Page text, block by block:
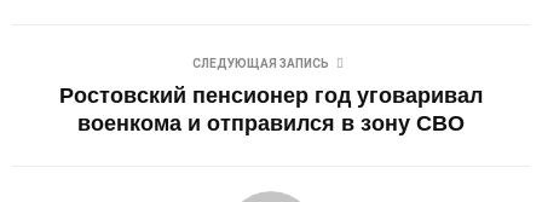
СЛЕДУЮЩАЯ ЗАПИСЬ
Ростовский пенсионер год уговаривал
военкома и отправился в зону СВО